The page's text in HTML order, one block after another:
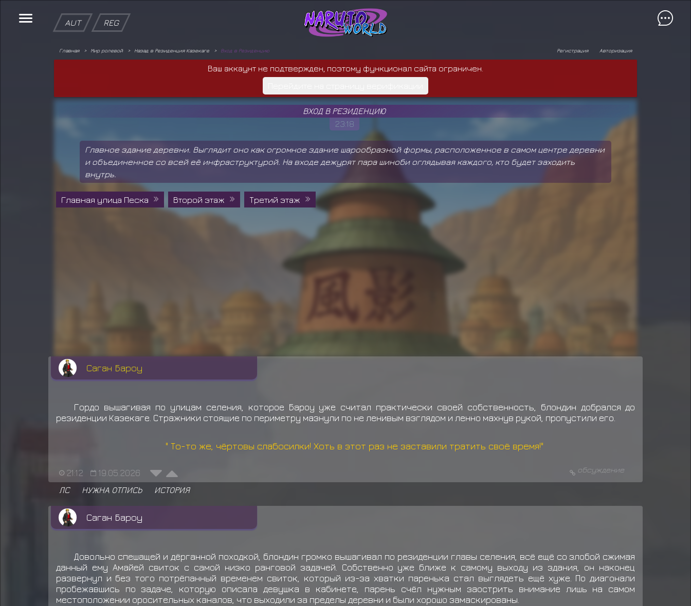
AUT REG
Главная Мир ролевой Назад в Резиденция Казекаге Вход в Резиденцию Авторизация
Регистрация
Ваш аккаунт не подтвержден, поэтому функционал сайта ограничен.
ВХОД В РЕЗИДЕНЦИЮ
23:18
Главное здание деревни. Выглядит оно как огромное здание шарообразной формы, расположенное в самом центре деревни
и объединенное со всей её инфраструктурой. На входе дежурят пара шиноби оглядывая каждого, кто будет заходить
внутрь.
Главная улица Песка Второй этаж Третий этаж
Саган Бароу
Гордо вышагивая по улицам селения, которое Бароу уже считал практически своей собственность, блондин добрался до
резиденции Казекаге. Стражники стоящие по периметру мазнули по не ленивым взглядом и ленно махнув рукой, пропустили его.
" То-то же, чёртовы слабосилки! Хоть в этот раз не заставили тратить своё время!"
21:12 19.05.2026 обсуждение
ЛС НУЖНА ОТПИСЬ ИСТОРИЯ
Саган Бароу
Довольно спешащей и дёрганной походкой, блондин громко вышагивал по резиденции главы селения, всё ещё со злобой сжимая
данный ему Амайей свиток с самой низко ранговой задачей. Собственно уже ближе к самому выходу из здания, он наконец
развернул и без того потрёпанный временем свиток, который из-за хватки паренька стал выглядеть ещё хуже. По диагонали
пробежавшись по задаче, которую описала девушка в кабинете, парень счёл нужным заострить внимание лишь на самом
местоположении оросительных каналов, что выходили за пределы деревни и были хорошо замаскированы.